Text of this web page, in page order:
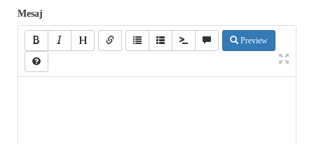
Mesaj
Preview